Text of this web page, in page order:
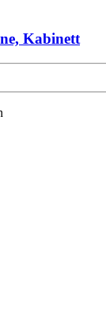
Kabinett